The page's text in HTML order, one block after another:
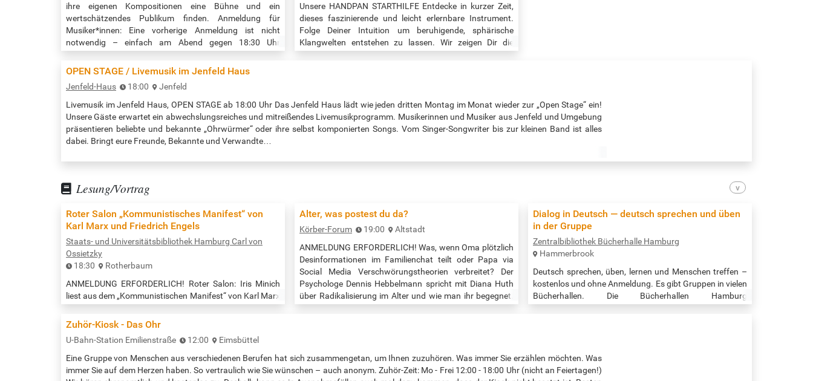
ihre eigenen Kompositionen eine Bühne und ein
wertschätzendes Publikum finden. Anmeldung für
Musiker*innen: Eine vorherige Anmeldung ist nicht
notwendig – einfach am Abend gegen 18:30 Uhr
Anmeldung. Obwohl auch Duos und Trios willkommen
Schlagzeug nicht zugelassen. Eine Akustikgitarre und
Verstärker…
Unsere HANDPAN STARTHILFE Entdecke in kurzer Zeit,
dieses faszinierende und leicht erlernbare Instrument.
Folge Deiner Intuition um beruhigende, sphärische
Klangwelten entstehen zu lassen. Wir zeigen Dir die
Inspiration zum…
OPEN STAGE / Livemusik im Jenfeld Haus
Jenfeld-Haus 18:00
Jenfeld
Livemusik im Jenfeld Haus, OPEN STAGE ab 18:00 Uhr Das Jenfeld Haus lädt wie jeden dritten Montag im Monat wieder zur „Open Stage“ ein!
Unsere Gäste erwartet ein abwechslungsreiches und mitreißendes Livemusikprogramm. Musikerinnen und Musiker aus Jenfeld und Umgebung
präsentieren beliebte und bekannte „Ohrwürmer“ oder ihre selbst komponierten Songs. Vom Singer-Songwriter bis zur kleinen Band ist alles
dabei. Bringt eure Freunde, Bekannte und Verwandte…
Lesung/Vortrag
Roter Salon „Kommunistisches Manifest“ von
Karl Marx und Friedrich Engels
Staats- und Universitätsbibliothek Hamburg Carl von
Ossietzky
18:30
Rotherbaum
ANMELDUNG ERFORDERLICH! Roter Salon: Iris Minich
liest aus dem „Kommunistischen Manifest“ von Karl Marx
der die Welt veränderte. Er wurde zum Ausgangspunkt
zuletzt einer Vielzahl von Missverständnissen, die bis
heute das politische Bewusstsein prägen. Das von Karl
Marx und Friedrich Engels verfasste Programm der
Alter, was postest du da?
Körber-Forum 19:00
Altstadt
ANMELDUNG ERFORDERLICH! Was, wenn Oma plötzlich
Desinformationen im Familienchat teilt oder Papa via
Social Media Verschwörungstheorien verbreitet? Der
Psychologe Dennis Hebbelmann spricht mit Diana Huth
über Radikalisierung im Alter und wie man ihr begegnet.
Dialog in Deutsch — deutsch sprechen und üben
in der Gruppe
Zentralbibliothek Bücherhalle Hamburg
Hammerbrook
Deutsch sprechen, üben, lernen und Menschen treffen –
kostenlos und ohne Anmeldung. Es gibt Gruppen in vielen
Bücherhallen. Die Bücherhallen Hamburg
https://www.buecherhallen.de/zentralbibliothek-dialog-
in-deutsch.html Alle Gruppen in allen Bücherhallen nach
Zuhör-Kiosk - Das Ohr
U-Bahn-Station Emilienstraße 12:00
Eimsbüttel
Eine Gruppe von Menschen aus verschiedenen Berufen hat sich zusammengetan, um Ihnen zuzuhören. Was immer Sie erzählen möchten. Was
immer Sie auf dem Herzen haben. So vertraulich wie Sie wünschen – auch anonym. Zuhör-Zeit: Mo - Frei 12:00 - 18:00 Uhr (nicht an Feiertagen!)